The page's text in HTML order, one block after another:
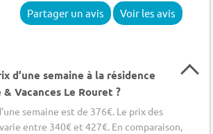
Partager un avis Voir les avis
d’une semaine à la résidence
Vacances Le Rouret ?
semaine est de 376€. Le prix des
entre 340€ et 427€. En comparaison,